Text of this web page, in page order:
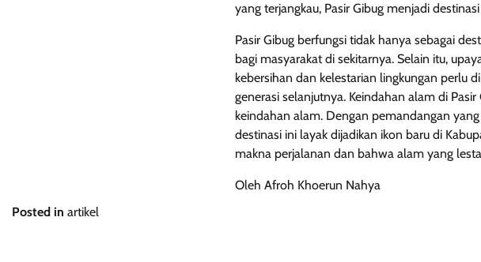
yang terjangkau, Pasir Gibug menjadi
Pasir Gibug berfungsi tidak hanya sebagai
bagi masyarakat di sekitarnya. Selain itu,
kebersihan dan kelestarian lingkungan perlu
generasi selanjutnya. Keindahan alam di
keindahan alam. Dengan pemandangan
destinasi ini layak dijadikan ikon baru di
makna perjalanan dan bahwa alam yang
Oleh Afroh Khoerun Nahya
Posted in artikel